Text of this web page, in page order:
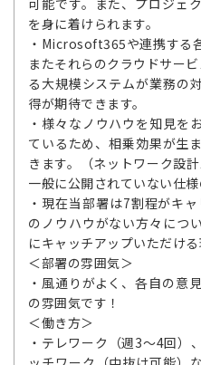
を身に着けられます。
・Microsoft365や連携する
またそれらのクラウドサー
る大規模システムが業務の
得が期待できます。
・様々なノウハウを知見を
ているため、相乗効果が生
きます。（ネットワーク設
一般に公開されていない仕様
・現在当部署は7割程がキ
のノウハウがない方々につ
にキャッチアップいただける
＜部署の雰囲気＞
・風通りがよく、各自の意
の雰囲気です！
＜働き方＞
・テレワーク（週3～4回）